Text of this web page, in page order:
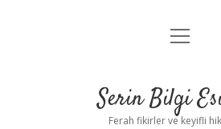
Anasayfa
Yasal Uyarı
menüyü
Serin Bilgi
Ferah fikirler ve keyifli